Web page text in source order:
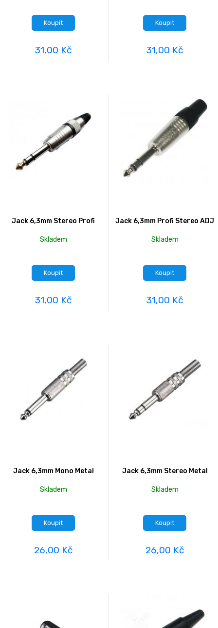
Koupit
31,00 Kč
Koupit
31,00 Kč
Jack 6,3mm Stereo Profi
Skladem
Koupit
31,00 Kč
Jack 6,3mm Profi Stereo ADJ
Skladem
Koupit
31,00 Kč
Jack 6,3mm Mono Metal
Skladem
Koupit
26,00 Kč
Jack 6,3mm Stereo Metal
Skladem
Koupit
26,00 Kč